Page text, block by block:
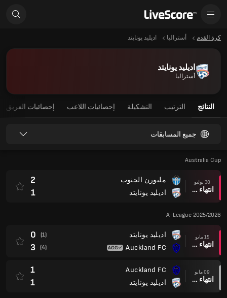
كرة القدم أستراليا اديليد يونايتد
اديليد يونايتد
أستراليا
النتائج الترتيب التشكيلة إحصائيات اللاعب إحصائيات الفريق
جميع المسابقات
Australia Cup
30 يوليو
انتهاء وقت المباراة
ملبورن الجنوب
اديليد يونايتد
2
1
A-League 2025/2026
15 مايو
انتهاء وقت المباراة
اديليد يونايتد
Auckland FC
(1)
0
(4)
3
09 مايو
انتهاء وقت المباراة
Auckland FC
اديليد يونايتد
1
1